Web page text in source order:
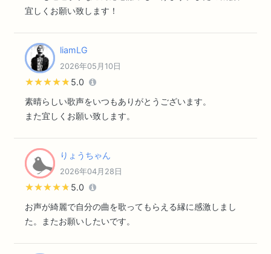
宜しくお願い致します！
liamLG
2026年05月10日
★★★★★
★★★★★ 5.0
素晴らしい歌声をいつもありがとうございます。
また宜しくお願い致します。
りょうちゃん
2026年04月28日
★★★★★
★★★★★ 5.0
お声が綺麗で自分の曲を歌ってもらえる縁に感激しまし
た。またお願いしたいです。